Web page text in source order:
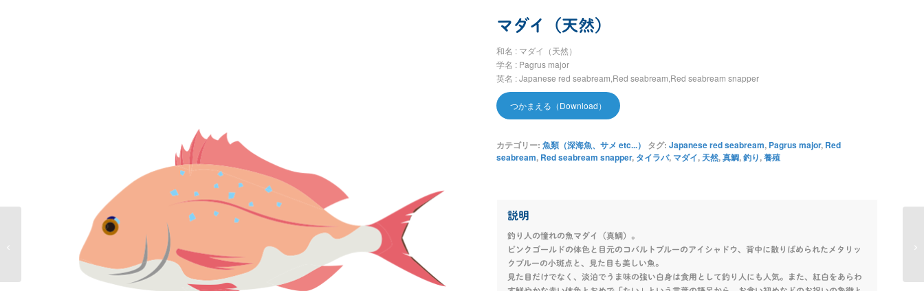
マダイ（天然）
和名 : マダイ（天然）
学名 : Pagrus major
英名 : Japanese red seabream,Red seabream,Red seabream snapper
つかまえる（Download）
カテゴリー: 魚類（深海魚、サメ etc...） タグ: Japanese red seabream, Pagrus major, Red
seabream, Red seabream snapper, タイラバ, マダイ, 天然,真鯛,釣り,養殖
説明
釣り人の憧れの魚マダイ（真鯛）。
ピンクゴールドの体色と目元のコバルトブルーのアイシャドウ、背中に散りばめられたメタリッ
クブルーの小斑点と、見た目も美しい魚。
見た目だけでなく、淡泊でうま味の強い白身は食用として釣り人にも人気。また、紅白をあらわ
メガネモチノウオ (ナポ
レオンフィッシュ)